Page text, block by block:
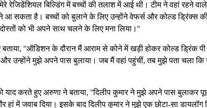
रेजिडेंशियल बिल्डिंग में बच्चों की तलाश में आई थी। टीम ने वहां रहने
सकता है। बच्चों को बुलाने के लिए उन्होंने वेफर्स और कोल्ड ड्रिंक्स
को भी अपने साथ चलने के लिए मना लिया।''
''ऑडिशन के दौरान मैं आराम से कोने में खड़ी होकर कोल्ड ड्रिंक पी
उन्होंने मुझे अपने पास बुलाया। जब मैं वहां पहुंचीं, तब मुझे पता चला कि
याद करते हुए अरुणा ने बताया, ''दिलीप कुमार ने मुझे अपने पास बुलाकर
हां में जवाब दिया। इसके बाद दिलीप कुमार ने मुझे एक छोटा-सा